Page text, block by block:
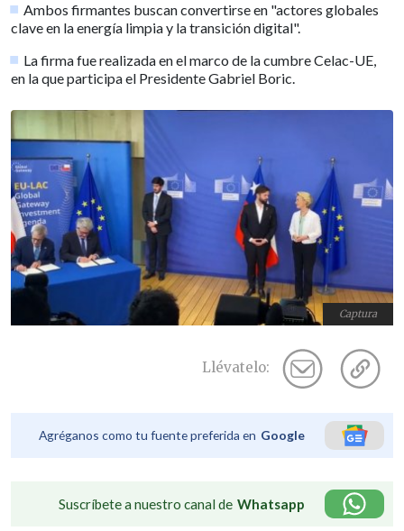
Ambos firmantes buscan convertirse en "actores globales
clave en la energía limpia y la transición digital".
La firma fue realizada en el marco de la cumbre Celac-UE,
en la que participa el Presidente Gabriel Boric.
Captura
Llévatelo:
Agréganos como tu fuente preferida en Google
Suscríbete a nuestro canal de Whatsapp